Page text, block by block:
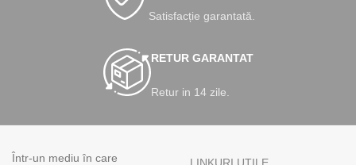
Satisfacție garantată.
RETUR GARANTAT
Retur in 14 zile.
Într-un mediu în care